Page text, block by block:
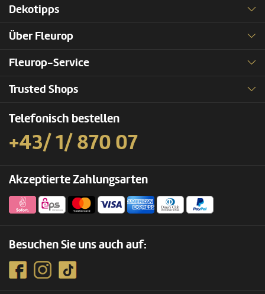
Dekotipps
Über Fleurop
Fleurop-Service
Trusted Shops
Telefonisch bestellen
+43/ 1/ 870 07
Akzeptierte Zahlungsarten
Besuchen Sie uns auch auf: